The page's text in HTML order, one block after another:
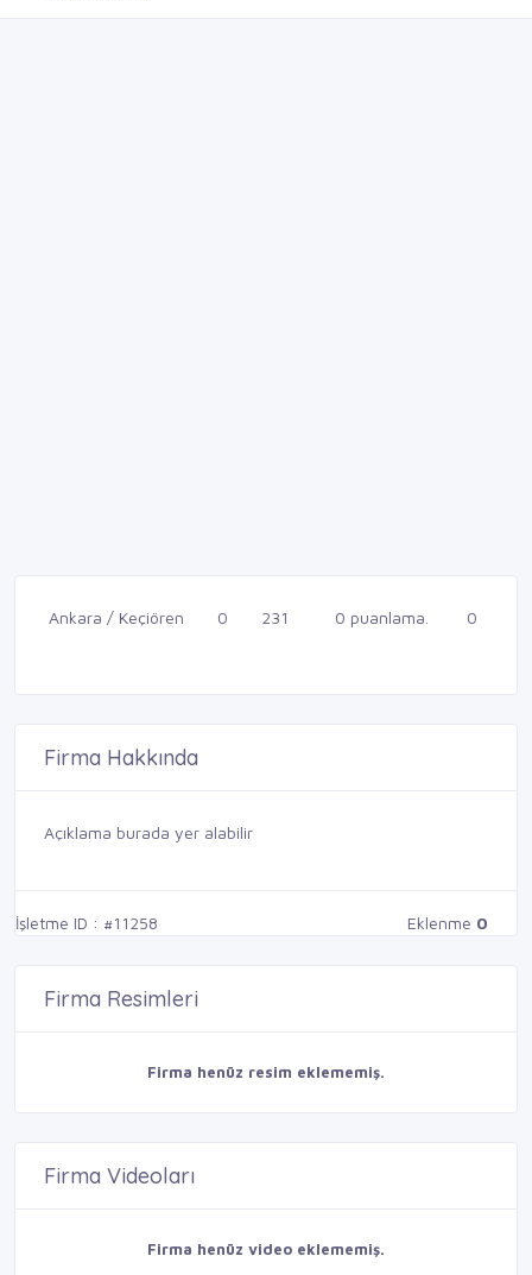
Ankara / Keçiören 0 231 0 puanlama. 0
Firma Hakkında
Açıklama burada yer alabilir
İşletme ID : #11258 Eklenme 0
Firma Resimleri
Firma henüz resim eklememiş.
Firma Videoları
Firma henüz video eklememiş.